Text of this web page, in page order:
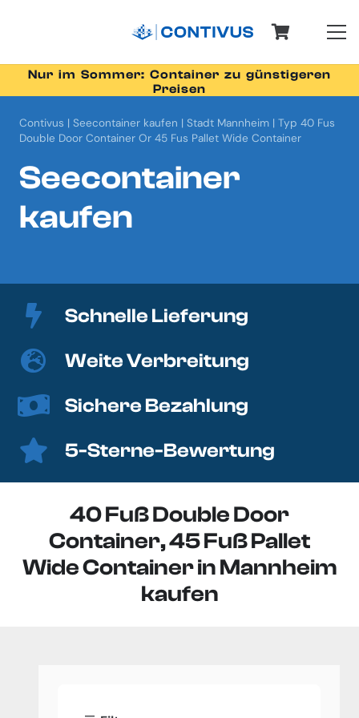
Nur im Sommer: Container zu günstigeren
Preisen
Contivus | Seecontainer kaufen | Stadt Mannheim | Typ 40 Fus
Double Door Container Or 45 Fus Pallet Wide Container
Seecontainer
kaufen
Schnelle Lieferung
Weite Verbreitung
Sichere Bezahlung
5-Sterne-Bewertung
40 Fuß Double Door
Container, 45 Fuß Pallet
Wide Container in Mannheim
kaufen